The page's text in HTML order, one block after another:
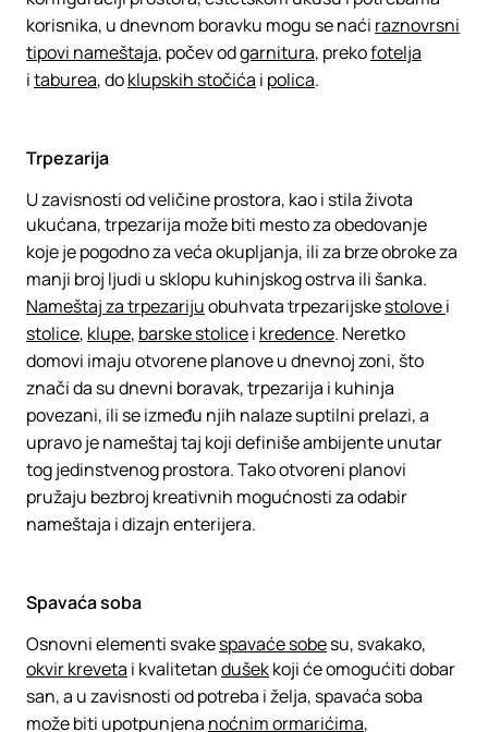
korisnika, u dnevnom boravku mogu se naći raznovrsni
tipovi nameštaja, počev odgarnitura, prekofotelja
itaburea, doklupskih stočića i polica.
Trpezarija
U zavisnosti od veličine prostora, kao i stila života
ukućana, trpezarija može biti mesto za obedovanje
koje je pogodno za veća okupljanja, ili za brze obroke za
manji broj ljudi u sklopu kuhinjskog ostrva ili šanka.
Nameštaj za trpezarijuobuhvata trpezarijskestolovei
stolice, klupe, barske stolicei kredence. Neretko
domovi imaju otvorene planove u dnevnoj zoni, što
znači da su dnevni boravak, trpezarija i kuhinja
povezani, ili se između njih nalaze suptilni prelazi, a
upravo je nameštaj taj koji definiše ambijente unutar
tog jedinstvenog prostora. Tako otvoreni planovi
pružaju bezbroj kreativnih mogućnosti za odabir
nameštaja i dizajn enterijera.
Spavaća soba
Osnovni elementi svakespavaće sobesu, svakako,
okvir kreveta i kvalitetandušekkoji će omogućiti dobar
san, a u zavisnosti od potreba i želja, spavaća soba
može biti upotpunjena noćnim ormarićima,